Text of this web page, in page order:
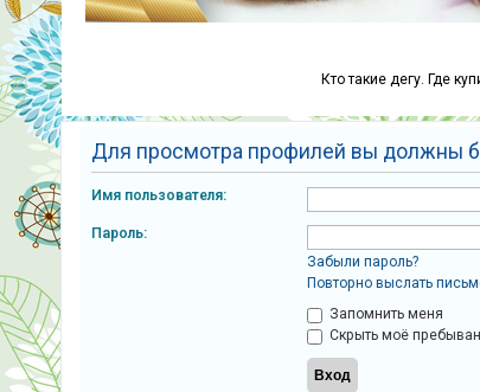
Р
е
г
и
с
р
а
ц
и
я
Кто такие дегу. Где
Для просмотра профилей вы должны
Имя пользователя:
Пароль:
Забыли пароль?
Повторно выслать
Запомнить меня
Скрыть моё